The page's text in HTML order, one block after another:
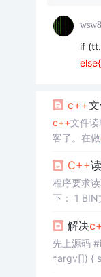
if
c++
c++文件
客了。在做
C++
下： 1 BIN文件 （大部分见https://www.cnblogs.com/pengwangguoyh/articles/3223072.html） BIN文件不以ASCII码存放数据，它将
解决
先上源码